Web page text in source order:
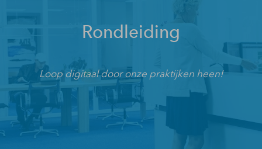
Rondleiding
Loop digitaal door onze praktijken heen!